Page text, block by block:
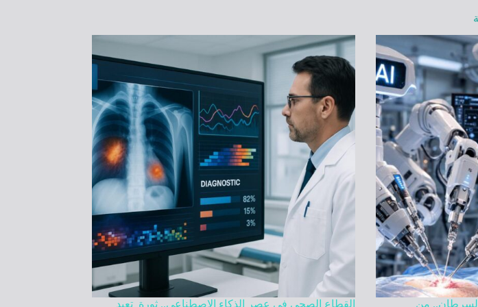
السرطان.. من القطاع الصحي في عصر الذكاء الاصطناعي.. ثورة تعيد